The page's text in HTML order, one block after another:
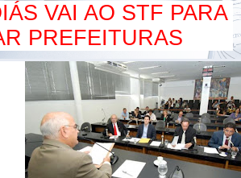
VAI AO STF PARA
PREFEITURAS